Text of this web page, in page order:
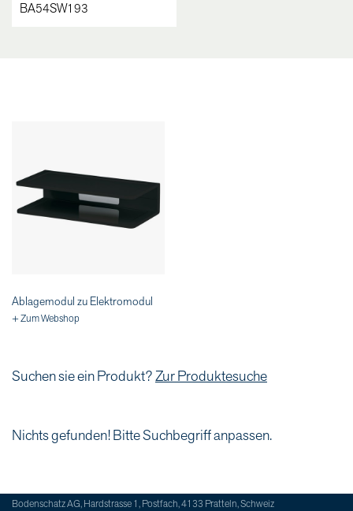
Ablagemodul zu Elektromodul
+ Zum Webshop
Suchen sie ein Produkt?Zur Produktesuche
Nichts gefunden! Bitte Suchbegriff anpassen.
Bodenschatz AG, Hardstrasse 1, Postfach, 4133 Pratteln, Schweiz